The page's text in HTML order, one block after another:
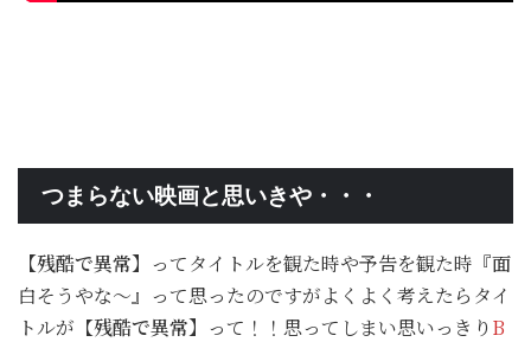
つまらない映画と思いきや・・・
【残酷で異常】 ってタイトルを観た時や予告を観た時『面
白そうやな～』って思ったのですがよくよく考えたらタイ
トルが【残酷で異常】 って！！思ってしまい思いっきり B